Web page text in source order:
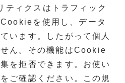
ィクスはトラフィック
を使用し、データ
います。したがって個人
ん。その機能はCookie
を拒否できます。お使い
ご確認ください。この規